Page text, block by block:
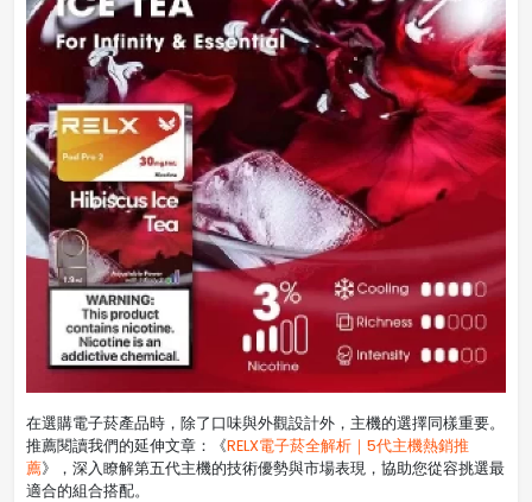
在選購電子菸產品時，除了口味與外觀設計外，主機的選擇同樣重要。
推薦閱讀我們的延伸文章：《RELX電子菸全解析｜5代主機熱銷推
薦》，深入瞭解第五代主機的技術優勢與市場表現，協助您從容挑選最
適合的組合搭配。